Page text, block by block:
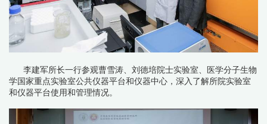
李建军所长一行参观曹雪涛、刘德培院士实验室、医学分子生物
学国家重点实验室公共仪器平台和仪器中心，深入了解所院实验室
和仪器平台使用和管理情况。